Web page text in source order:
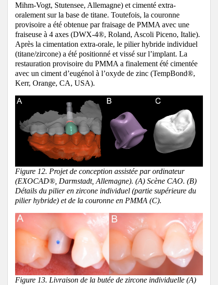
Mihm-Vogt, Stutensee, Allemagne) et cimenté extra-
oralement sur la base de titane. Toutefois, la couronne
provisoire a été obtenue par fraisage de PMMA avec une
fraiseuse à 4 axes (DWX-4®, Roland, Ascoli Piceno, Italie).
Après la cimentation extra-orale, le pilier hybride individuel
(titane/zircone) a été positionné et vissé sur l’implant. La
restauration provisoire du PMMA a finalement été cimentée
avec un ciment d’eugénol à l’oxyde de zinc (TempBond®,
Kerr, Orange, CA, USA).
Figure 12. Projet de conception assistée par ordinateur
(EXOCAD®, Darmstadt, Allemagne). (A) Scène CAO. (B)
Détails du pilier en zircone individuel (partie supérieure du
pilier hybride) et de la couronne en PMMA (C).
Figure 13. Livraison de la butée de zircone individuelle (A)